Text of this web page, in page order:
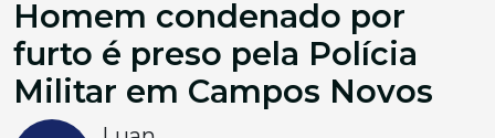
Homem condenado por
furto é preso pela Polícia
Militar em Campos Novos